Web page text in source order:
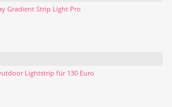
Gradient Strip Light Pro
Lightstrip für 130 Euro